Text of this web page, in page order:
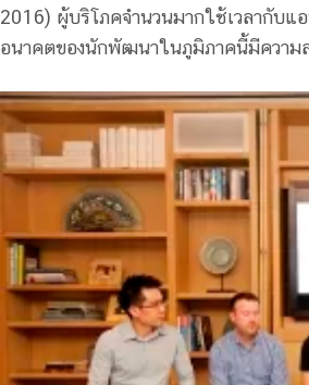
2016) ผู้บริโภคจำนวนมากใช้เวลากับ
อนาคตของนักพัฒนาในภูมิภาคนี้มีความ